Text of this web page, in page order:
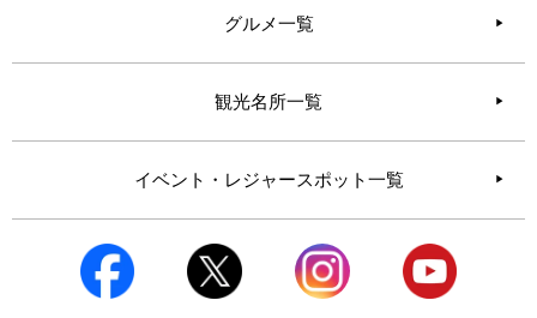
グルメ一覧
観光名所一覧
イベント・レジャースポット一覧